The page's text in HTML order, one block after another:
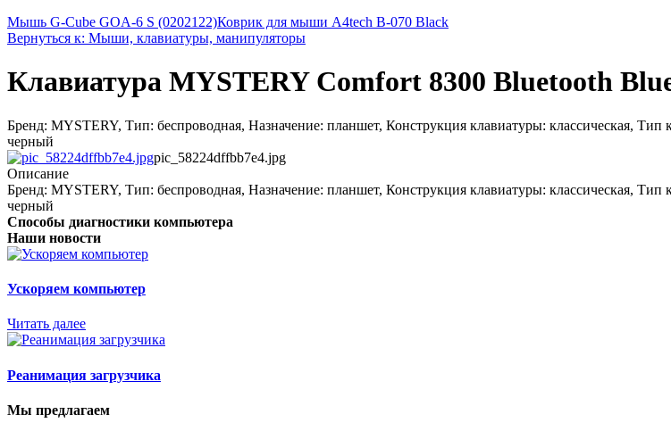
Мышь G-Cube GOA-6 S (0202122)Коврик для мыши A4tech B-070 Black
Вернуться к: Мыши, клавиатуры, манипуляторы
Клавиатура MYSTERY Comfort 8300 Bluetooth
Бренд: MYSTERY, Тип: беспроводная, Назначение: планшет, Конструкция клавиатуры: классическая,
черный
pic_58224dffbb7e4.jpg
Описание
Бренд: MYSTERY, Тип: беспроводная, Назначение: планшет, Конструкция клавиатуры: классическая,
черный
Способы диагностики компьютера
Наши новости
Ускоряем компьютер
Читать далее
Реанимация загрузчика
Мы предлагаем